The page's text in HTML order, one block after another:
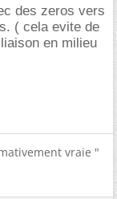
des zeros vers
( cela evite de
en milieu
vraie "